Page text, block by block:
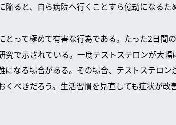
陥ると、自ら病院へ行くことすら億劫になる
とって極めて有害な行為である。たった2日間
究で示されている。一度テストステロンが大
になる場合がある。その場合、テストステロ
くべきだろう。生活習慣を見直しても症状が